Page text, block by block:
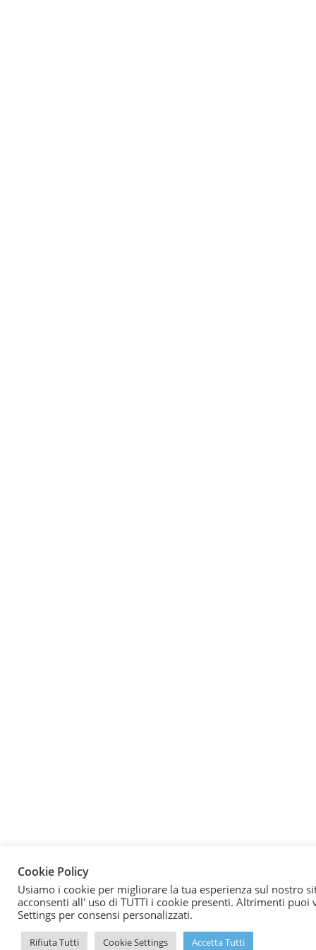
Cookie Policy
Usiamo i cookie per migliorare la tua esperienza sul nostro
acconsenti all' uso di TUTTI i cookie presenti. Altrimenti puoi
Settings per consensi personalizzati.
Rifiuta Tutti Cookie Settings Accetta Tutti